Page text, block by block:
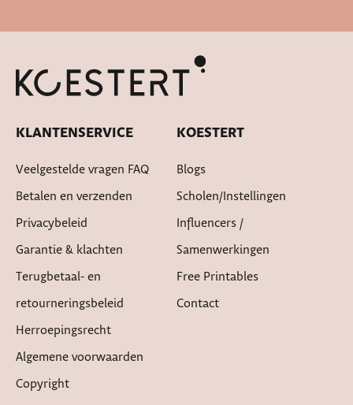
KLANTENSERVICE
Veelgestelde vragen FAQ
Betalen en verzenden
Privacybeleid
Garantie & klachten
Terugbetaal- en
retourneringsbeleid
Herroepingsrecht
Algemene voorwaarden
Copyright
KOESTERT
Blogs
Scholen/instellingen
Influencers /
Samenwerkingen
Free Printables
Contact